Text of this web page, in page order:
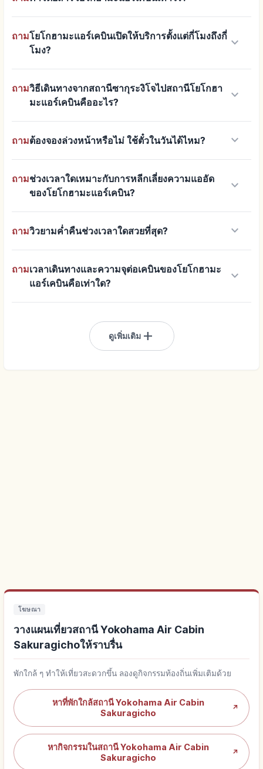
ถามโยโกฮามะแอร์เคบินเปิดให้บริการตั้งแต่กี่โมงถึงกี่
โมง?
keyboard_arrow_down
ถามวิธีเดินทางจากสถานีซากุระงิโจไปสถานีโยโกฮา
มะแอร์เคบินคืออะไร?
keyboard_arrow_down
ถามต้องจองล่วงหน้าหรือไม่ ใช้ตั๋วในวันได้ไหม? keyboard_arrow_down
ถามช่วงเวลาใดเหมาะกับการหลีกเลี่ยงความแออัด
ของโยโกฮามะแอร์เคบิน?
keyboard_arrow_down
ถามวิวยามค่ำคืนช่วงเวลาใดสวยที่สุด? keyboard_arrow_down
ถามเวลาเดินทางและความจุต่อเคบินของโยโกฮามะ
แอร์เคบินคือเท่าใด?
keyboard_arrow_down
ดูเพิ่มเติมadd
โฆษณา
วางแผนเที่ยวสถานี Yokohama Air Cabin
Sakuragichoให้ราบรื่น
พักใกล้ ๆ ทำให้เที่ยวสะดวกขึ้น ลองดูกิจกรรมท้องถิ่นเพิ่มเติมด้วย
หาที่พักใกล้สถานี Yokohama Air Cabin
Sakuragicho
↗
หากิจกรรมในสถานี Yokohama Air Cabin
Sakuragicho
↗